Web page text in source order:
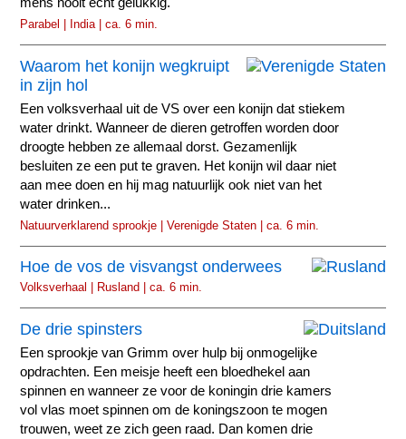
mens nooit echt gelukkig.
Parabel | India | ca. 6 min.
Waarom het konijn wegkruipt
in zijn hol
Een volksverhaal uit de VS over een konijn dat stiekem
water drinkt. Wanneer de dieren getroffen worden door
droogte hebben ze allemaal dorst. Gezamenlijk
besluiten ze een put te graven. Het konijn wil daar niet
aan mee doen en hij mag natuurlijk ook niet van het
water drinken...
Natuurverklarend sprookje | Verenigde Staten | ca. 6 min.
Hoe de vos de visvangst onderwees
Volksverhaal | Rusland | ca. 6 min.
De drie spinsters
Een sprookje van Grimm over hulp bij onmogelijke
opdrachten. Een meisje heeft een bloedhekel aan
spinnen en wanneer ze voor de koningin drie kamers
vol vlas moet spinnen om de koningszoon te mogen
trouwen, weet ze zich geen raad. Dan komen drie